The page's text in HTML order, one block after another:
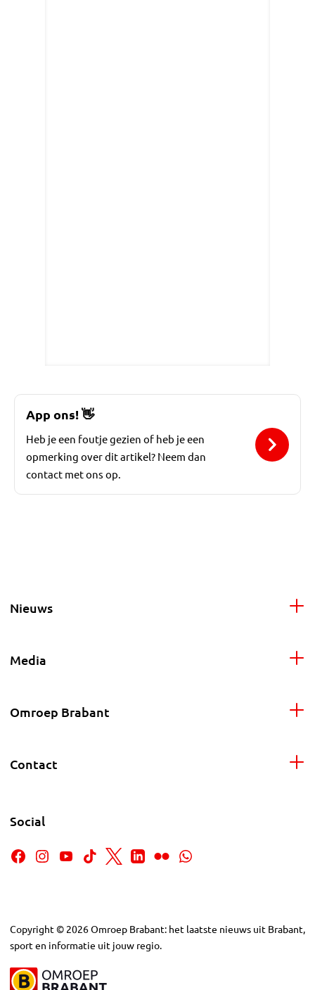
App ons!👋
Heb je een foutje gezien of heb je een
opmerking over dit artikel? Neem dan
contact met ons op.
Nieuws
Media
Omroep Brabant
Contact
Social
Copyright © 2026Omroep Brabant: het laatste nieuws uit Brabant,
sport en informatie uit jouw regio.